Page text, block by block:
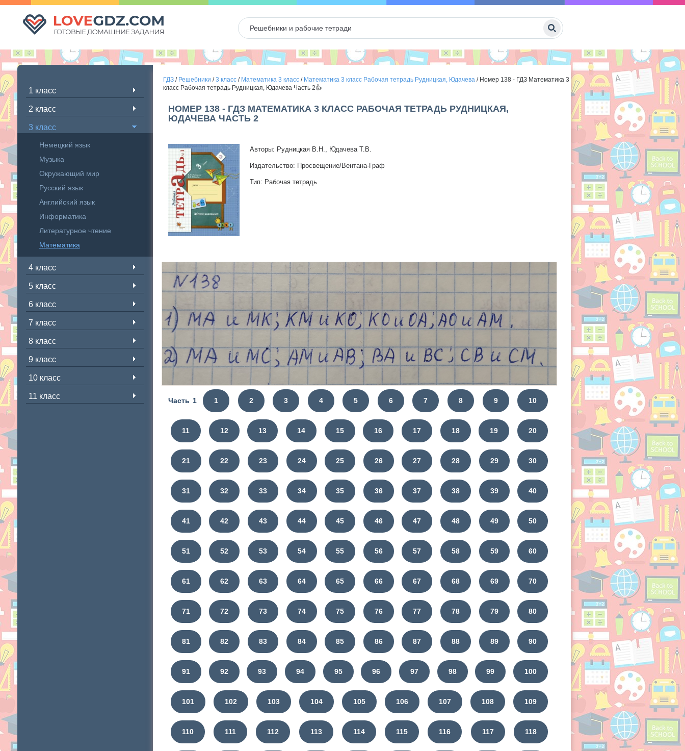
1 класс
2 класс
3 класс
Немецкий язык
Музыка
Окружающий мир
Русский язык
Английский язык
Информатика
Литературное чтение
Математика
4 класс
5 класс
6 класс
7 класс
8 класс
9 класс
10 класс
11 класс
ГДЗ/ Решебники /3 класс/ Математика 3 класс/ Математика 3 класс Рабочая тетрадь Рудницкая, Юдачева/ Номер 138 - ГДЗ Математика 3
класс Рабочая тетрадь Рудницкая, Юдачева Часть 2👍
НОМЕР 138 - ГДЗ МАТЕМАТИКА 3 КЛАСС РАБОЧАЯ ТЕТРАДЬ РУДНИЦКАЯ,
ЮДАЧЕВА ЧАСТЬ 2
Авторы: Рудницкая В.Н., Юдачева Т.В.
Издательство: Просвещение/Вентана-Граф
Тип: Рабочая тетрадь
Часть 1 1 2 3 4 5 6 7 8 9 10
11 12 13 14 15 16 17 18 19 20
21 22 23 24 25 26 27 28 29 30
31 32 33 34 35 36 37 38 39 40
41 42 43 44 45 46 47 48 49 50
51 52 53 54 55 56 57 58 59 60
61 62 63 64 65 66 67 68 69 70
71 72 73 74 75 76 77 78 79 80
81 82 83 84 85 86 87 88 89 90
91 92 93 94 95 96 97 98 99 100
101 102 103 104 105 106 107 108 109
110 111 112 113 114 115 116 117 118